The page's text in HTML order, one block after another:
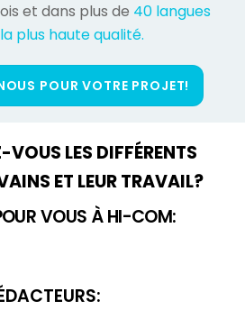
et dans plus de 40 langues
plus haute qualité.
POUR VOTRE PROJET!
LES DIFFÉRENTS
ET LEUR TRAVAIL?
VOUS À HI-COM: